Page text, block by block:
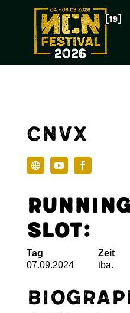
CNVX
Slot:
Tag
07.09.2024
Zeit
tba.